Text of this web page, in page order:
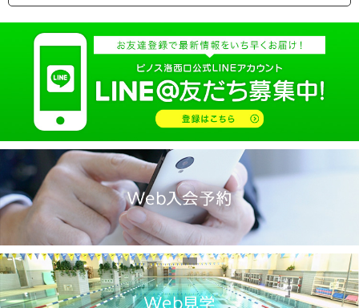
2025.04(19)
2025.03(10)
2025.01(14)
2024.12(14)
2024.10(18)
2024.09(15)
2024.08(21)
2024.07(20)
2024.06(29)
2024.05(22)